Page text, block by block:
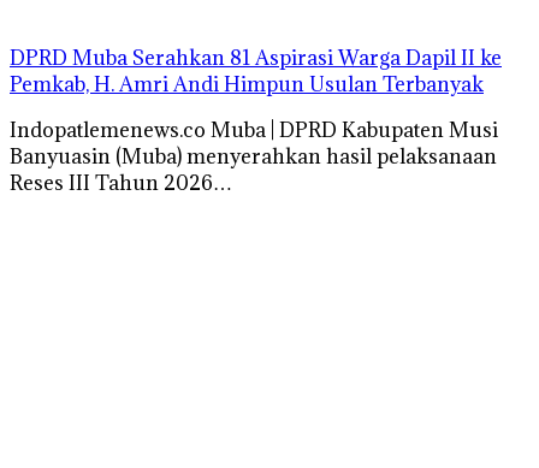
DPRD Muba Serahkan 81 Aspirasi Warga Dapil II ke
Pemkab, H. Amri Andi Himpun Usulan Terbanyak
Indopatlemenews.co Muba | DPRD Kabupaten Musi
Banyuasin (Muba) menyerahkan hasil pelaksanaan
Reses III Tahun 2026…